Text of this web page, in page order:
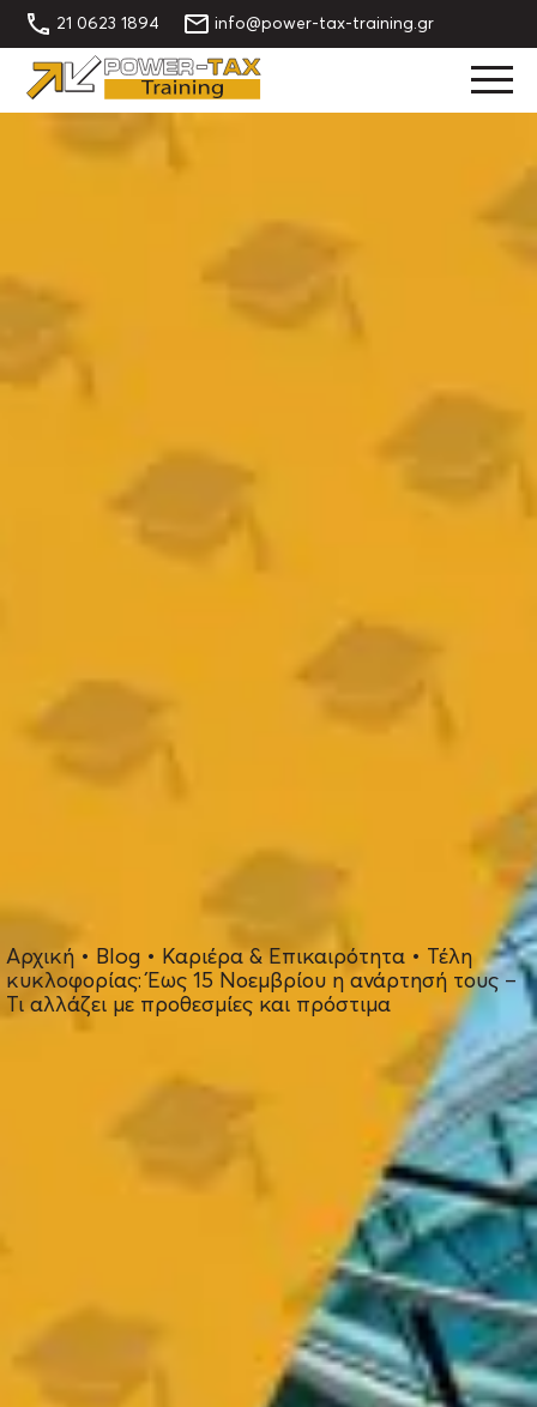
21 0623 1894 info@power-tax-training.gr
Αρχική • Blog • Καριέρα & Επικαιρότητα • Τέλη
κυκλοφορίας: Έως 15 Νοεμβρίου η ανάρτησή τους –
Τι αλλάζει με προθεσμίες και πρόστιμα